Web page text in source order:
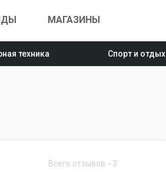
МАГАЗИНЫ
техника Спорт и отдых
Всего отзывов 3